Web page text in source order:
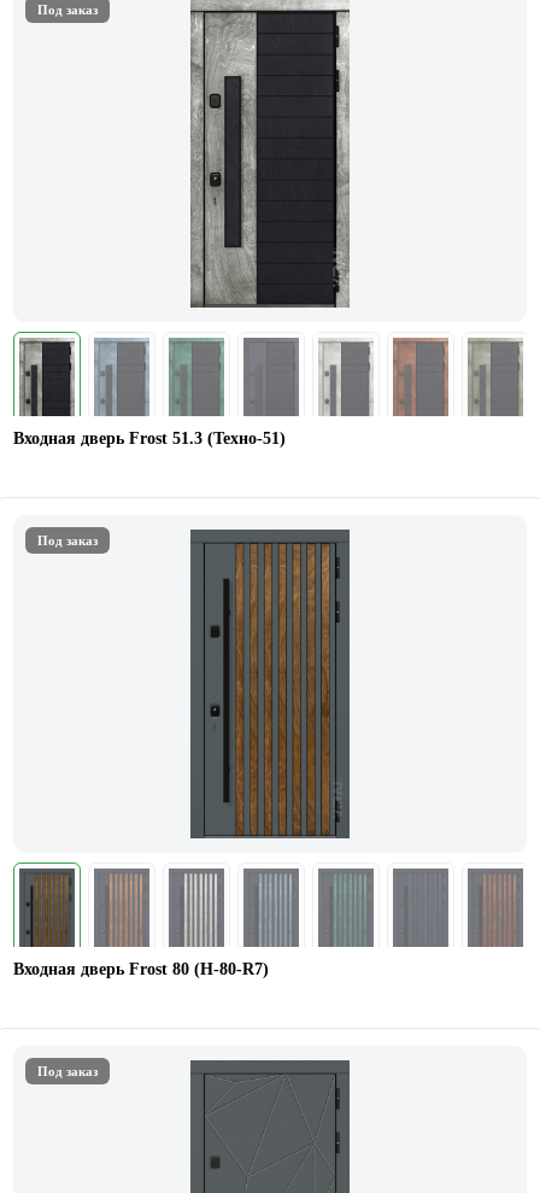
Под заказ
Входная дверь Frost 51.3 (Техно-51)
Под заказ
Входная дверь Frost 80 (Н-80-R7)
Под заказ